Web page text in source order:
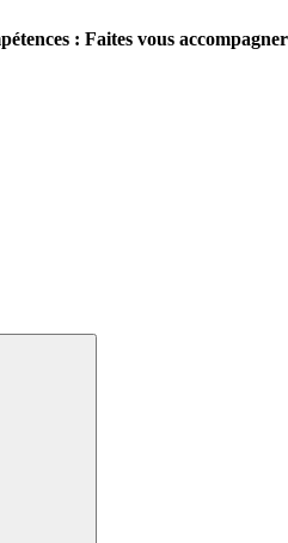
: Faites vous